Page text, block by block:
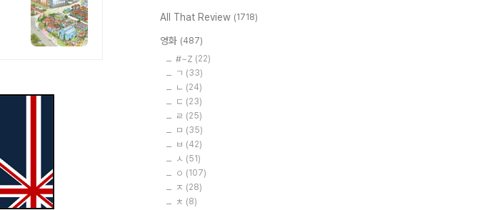
All That Review (1718)
영화 (487)
#~Z (22)
ㄱ (33)
ㄴ (24)
ㄷ (23)
ㄹ (25)
ㅁ (35)
ㅂ (42)
ㅅ (51)
ㅇ (107)
ㅈ (28)
ㅊ (8)